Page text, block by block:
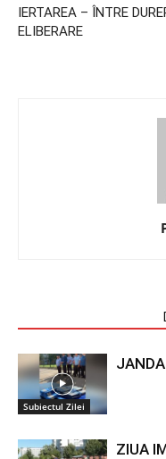
IERTAREA – ÎNTRE
ELIBERARE
Subiectul Zilei
ZIUA